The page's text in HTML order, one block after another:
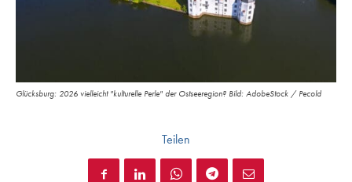
Glücksburg: 2026 vielleicht "kulturelle Perle" der Ostseeregion? Bild: AdobeStock / Pecold
Teilen